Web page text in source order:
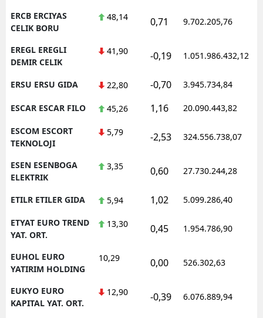
ERCB ERCIYAS
CELIK BORU
48,14 0,71 9.702.205,76
EREGL EREGLI
DEMIR CELIK
41,90 -0,19 1.051.986.432,12
ERSU ERSU GIDA 22,80 -0,70 3.945.734,84
ESCAR ESCAR FILO 45,26 1,16 20.090.443,82
ESCOM ESCORT
TEKNOLOJI
5,79 -2,53 324.556.738,07
ESEN ESENBOGA
ELEKTRIK
3,35 0,60 27.730.244,28
ETILR ETILER GIDA 5,94 1,02 5.099.286,40
ETYAT EURO TREND
YAT. ORT.
13,30 0,45 1.954.786,90
EUHOL EURO
YATIRIM HOLDING
10,29 0,00 526.302,63
EUKYO EURO
KAPITAL YAT. ORT.
12,90 -0,39 6.076.889,94